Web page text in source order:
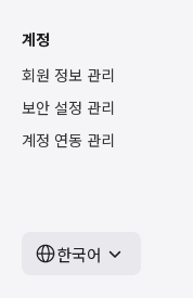
계정
회원 정보 관리
보안 설정 관리
계정 연동 관리
한국어